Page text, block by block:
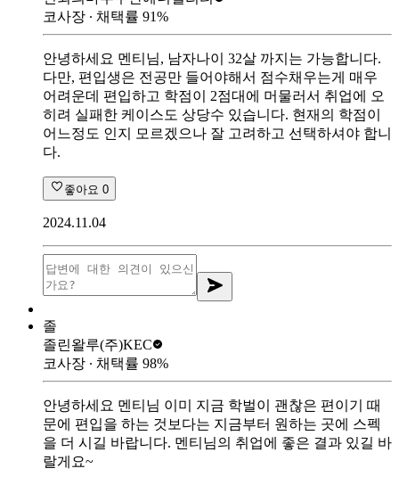
코사장 ∙ 채택률 91%
안녕하세요 멘티님, 남자나이 32살 까지는 가능합니다.
다만, 편입생은 전공만 들어야해서 점수채우는게 매우
어려운데 편입하고 학점이 2점대에 머물러서 취업에 오
히려 실패한 케이스도 상당수 있습니다. 현재의 학점이
어느정도 인지 모르겠으나 잘 고려하고 선택하셔야 합니
다.
좋아요 0
2024.11.04
졸
졸린왈루(주)KEC
코사장 ∙ 채택률 98%
안녕하세요 멘티님 이미 지금 학벌이 괜찮은 편이기 때
문에 편입을 하는 것보다는 지금부터 원하는 곳에 스펙
을 더 시길 바랍니다. 멘티님의 취업에 좋은 결과 있길 바
랄게요~